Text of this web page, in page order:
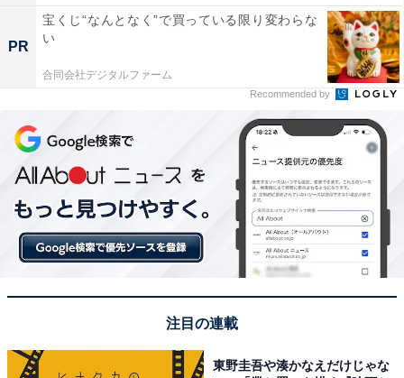
・漢字「嘖嘖」はなんて読む？ 【難読漢字クイズ】
PR
宝くじ“なんとなく”で買っている限り変わらな
い
合同会社デジタルファーム
Recommended by
注目の連載
東野圭吾や湊かなえだけじゃな